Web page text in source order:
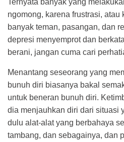
Ternyata banyak yang
ngomong, karena frustrasi, atau
banyak teman, pasangan, dan
depresi menyemprot dan
berani, jangan cuma cari
Menantang seseorang yang
bunuh diri biasanya bakal
untuk beneran bunuh diri.
dia menjauhkan diri dari situasi
dulu alat-alat yang berbahaya
tambang, dan sebagainya, dan